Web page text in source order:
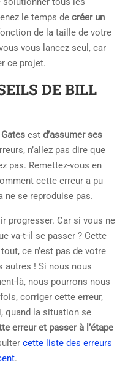
le temps de créer un
de la taille de votre
vous lancez seul, car
ce projet.
DE BILL
est d’assumer ses
n’allez pas dire que
pas. Remettez-vous en
cette erreur a pu
ne se reproduise pas.
progresser. Car si vous ne
va-t-il se passer ? Cette
ce n’est pas de votre
autres ! Si nous nous
là, nous pourrons nous
corriger cette erreur,
quand la situation se
erreur et passer à l’étape
cette liste des erreurs
.